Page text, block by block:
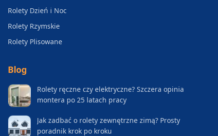
Rolety Dzień i Noc
Rolety Rzymskie
Rolety Plisowane
Blog
Rolety ręczne czy elektryczne? Szczera opinia
montera po 25 latach pracy
Jak zadbać o rolety zewnętrzne zimą? Prosty
poradnik krok po kroku